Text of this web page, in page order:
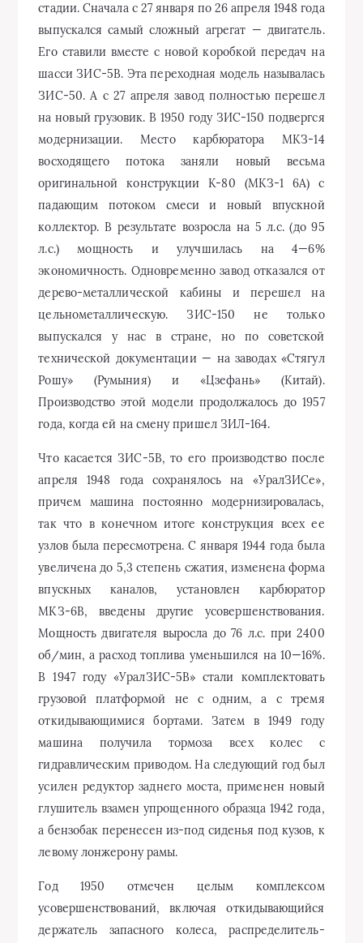
стадии. Сначала с 27 января по 26 апреля 1948 года
выпускался самый сложный агрегат — двигатель.
Его ставили вместе с новой коробкой передач на
шасси ЗИС-5В. Эта переходная модель называлась
ЗИС-50. А с 27 апреля завод полностью перешел
на новый грузовик. В 1950 году ЗИС-150 подвергся
модернизации. Место карбюратора МКЗ-14
восходящего потока заняли новый весьма
оригинальной конструкции К-80 (МКЗ-1 6А) с
падающим потоком смеси и новый впускной
коллектор. В результате возросла на 5 л.с. (до 95
л.с.) мощность и улучшилась на 4—6%
экономичность. Одновременно завод отказался от
дерево-металлической кабины и перешел на
цельнометаллическую. ЗИС-150 не только
выпускался у нас в стране, но по советской
технической документации — на заводах «Стягул
Рошу» (Румыния) и «Цзефань» (Китай).
Производство этой модели продолжалось до 1957
года, когда ей на смену пришел ЗИЛ-164.
Что касается ЗИС-5В, то его производство после
апреля 1948 года сохранялось на «УралЗИСе»,
причем машина постоянно модернизировалась,
так что в конечном итоге конструкция всех ее
узлов была пересмотрена. С января 1944 года была
увеличена до 5,3 степень сжатия, изменена форма
впускных каналов, установлен карбюратор
МКЗ-6В, введены другие усовершенствования.
Мощность двигателя выросла до 76 л.с. при 2400
об/мин, а расход топлива уменьшился на 10—16%.
В 1947 году «УралЗИС-5В» стали комплектовать
грузовой платформой не с одним, а с тремя
откидывающимися бортами. Затем в 1949 году
машина получила тормоза всех колес с
гидравлическим приводом. На следующий год был
усилен редуктор заднего моста, применен новый
глушитель взамен упрощенного образца 1942 года,
а бензобак перенесен из-под сиденья под кузов, к
левому лонжерону рамы.
Год 1950 отмечен целым комплексом
усовершенствований, включая откидывающийся
держатель запасного колеса, распределитель-